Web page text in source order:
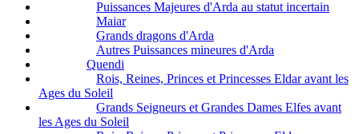
Puissances Majeures d'Arda au statut incertain
Maiar
Grands dragons d'Arda
Autres Puissances mineures d'Arda
Quendi
Rois, Reines, Princes et Princesses Eldar avant les
Ages du Soleil
Grands Seigneurs et Grandes Dames Elfes avant
les Ages du Soleil